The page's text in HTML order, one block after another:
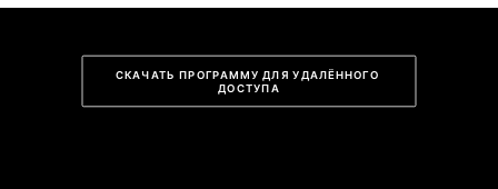
СКАЧАТЬ ПРОГРАММУ ДЛЯ УДАЛЁННОГО
ДОСТУПА